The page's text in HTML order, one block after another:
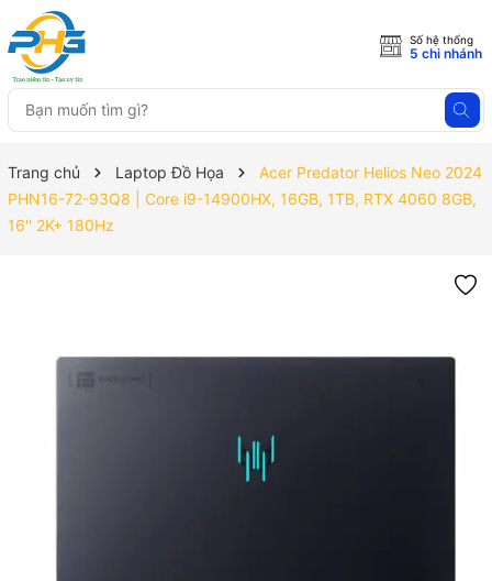
Số hệ thống
5 chi nhánh
Trang chủ Laptop Đồ Họa
Acer Predator Helios Neo 2024
PHN16-72-93Q8 | Core i9-14900HX, 16GB, 1TB, RTX 4060 8GB,
16'' 2K+ 180Hz